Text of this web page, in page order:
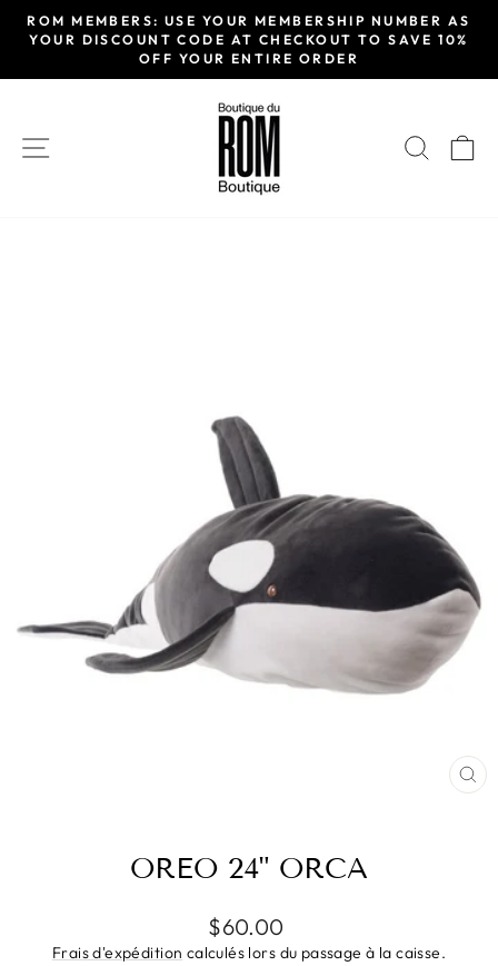
Passer
Diaporama
Pause
ROM MEMBERS: USE YOUR MEMBERSHIP NUMBER AS
YOUR DISCOUNT CODE AT CHECKOUT TO SAVE 10%
OFF YOUR ENTIRE ORDER
OREO 24" ORCA
Prix
régulier
$60.00
Frais d'expédition calculés lors du passage à la caisse.